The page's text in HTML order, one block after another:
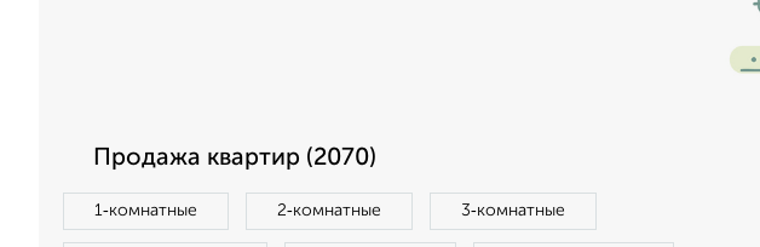
Продажа квартир (2070)
1‑комнатные 2‑комнатные 3‑комнатные